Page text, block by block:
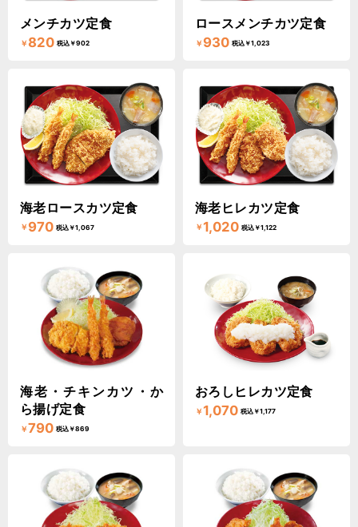
メンチカツ定食
￥820 税込￥902
ロースメンチカツ定食
￥ 930 税込￥1,023
海老ロースカツ定食
￥ 970 税込￥1,067
海老ヒレカツ定食
￥1,020 税込￥1,122
海老・チキンカツ・か
ら揚げ定食
￥790 税込￥869
おろしヒレカツ定食
￥1,070 税込￥1,177